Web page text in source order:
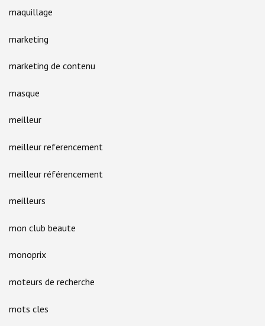
maquillage
marketing
marketing de contenu
masque
meilleur
meilleur referencement
meilleur référencement
meilleurs
mon club beaute
monoprix
moteurs de recherche
mots cles